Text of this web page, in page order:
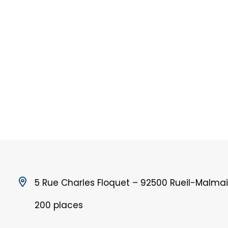
5 Rue Charles Floquet – 92500 Rueil-
200 places